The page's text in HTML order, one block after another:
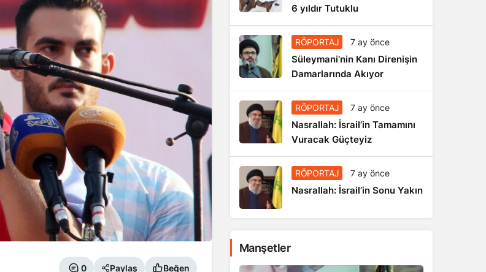
0 Paylaş Beğen
6 yıldır Tutuklu
RÖPORTAJ 7 ay önce
Süleymani’nin Kanı Direnişin
Damarlarında Akıyor
RÖPORTAJ 7 ay önce
Nasrallah: İsrail’in Tamamını
Vuracak Güçteyiz
RÖPORTAJ 7 ay önce
Nasrallah: İsrail’in Sonu Yakın
Manşetler